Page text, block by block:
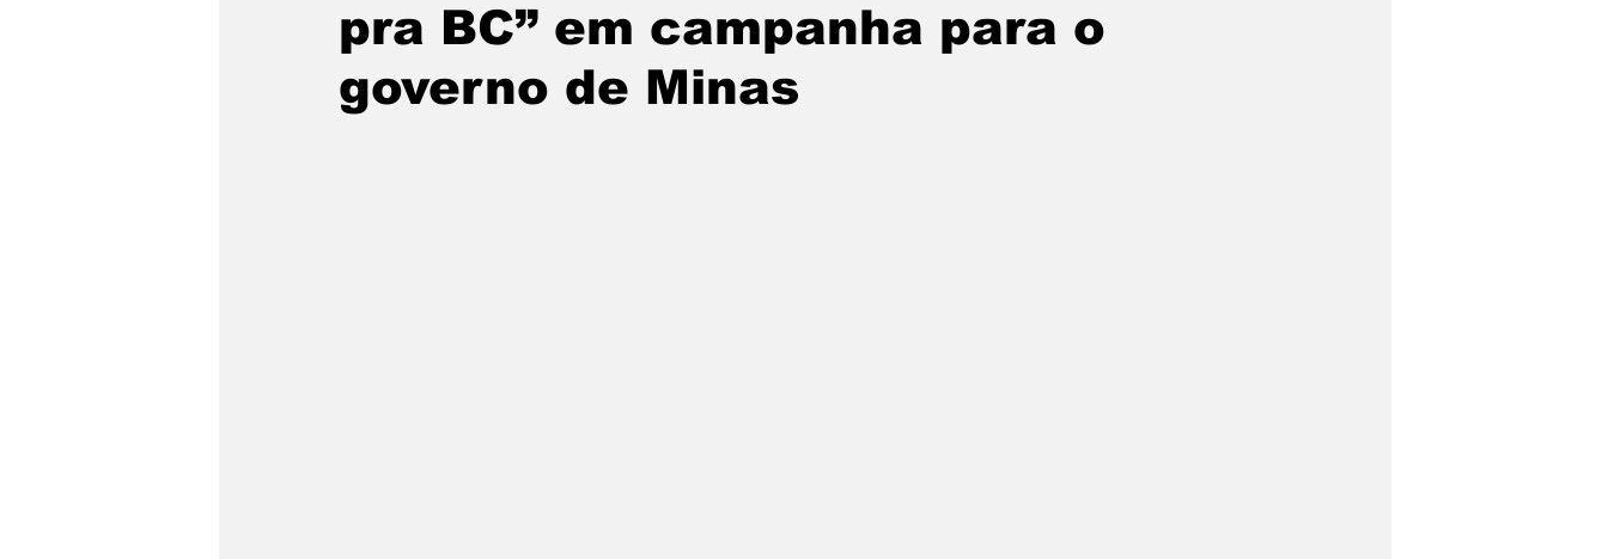
pra BC” em campanha para o
governo de Minas